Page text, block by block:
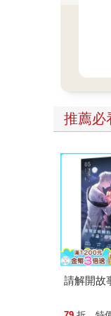
推薦必
請解開故